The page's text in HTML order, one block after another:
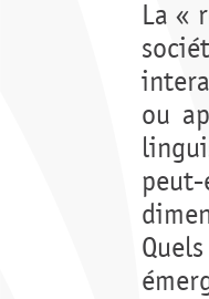
La «
ou